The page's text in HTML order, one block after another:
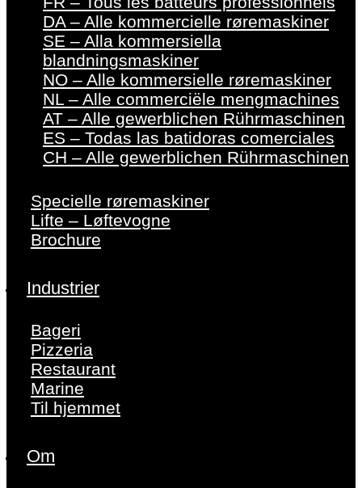
DA – Alle kommercielle røremaskiner
SE – Alla kommersiella
blandningsmaskiner
NO – Alle kommersielle røremaskiner
NL – Alle commerciële mengmachines
AT – Alle gewerblichen Rührmaschinen
ES – Todas las batidoras comerciales
CH – Alle gewerblichen Rührmaschinen
Specielle røremaskiner
Lifte – Løftevogne
Brochure
Industrier
Bageri
Pizzeria
Restaurant
Marine
Til hjemmet
Om